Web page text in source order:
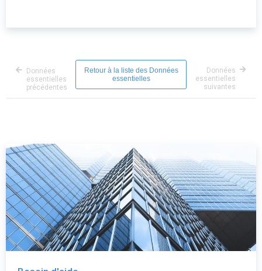
Données
essentielles
précédentes
Retour à la liste des Données
essentielles
Données
essentielles
suivantes